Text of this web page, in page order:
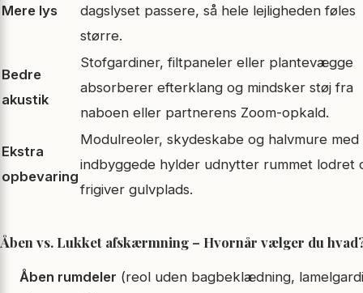
Mere lys
dagslyset passere, så hele lejligheden føles
større.
Bedre
akustik
Stofgardiner, filtpaneler eller plantevægge
absorberer efterklang og mindsker støj fra
naboen eller partnerens Zoom-opkald.
Ekstra
opbevaring
Modulreoler, skydeskabe og halvmure med
indbyggede hylder udnytter rummet lodret
frigiver gulvplads.
Åben vs. Lukket afskærmning – Hvornår vælger du
Åben rumdeler (reol uden bagbeklædning,